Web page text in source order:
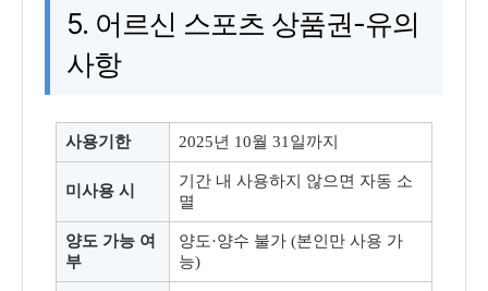
5. 어르신 스포츠 상품권-유의
사항
사용기한 2025년 10월 31일까지
미사용 시
기간 내 사용하지 않으면 자동 소
멸
양도 가능 여
부
양도·양수 불가 (본인만 사용 가
능)